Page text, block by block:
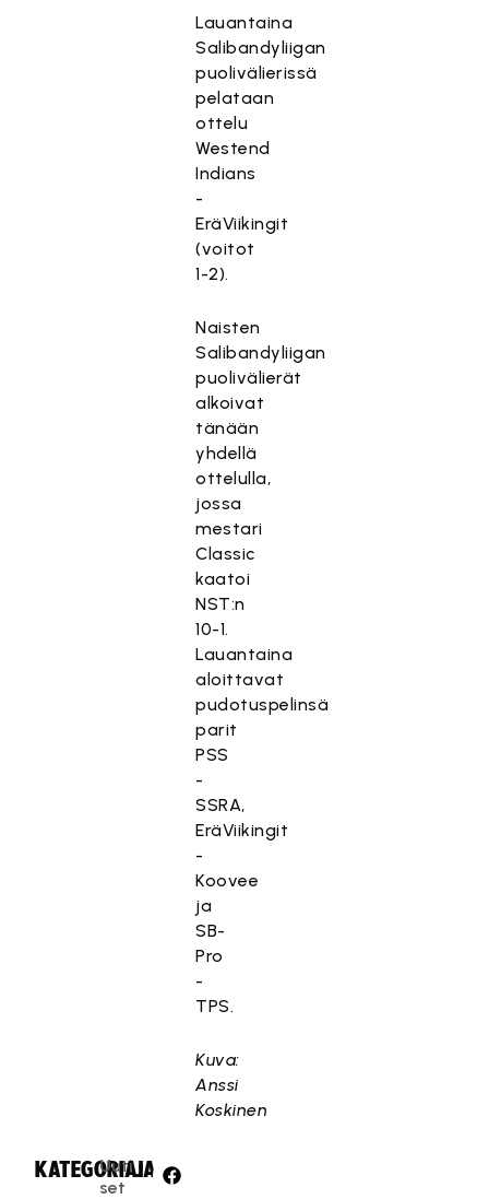
Lauantaina
Salibandyliigan
puolivälierissä
pelataan
ottelu
Westend
Indians
-
EräViikingit
(voitot
1-2).
Naisten
Salibandyliigan
puolivälierät
alkoivat
tänään
yhdellä
ottelulla,
jossa
mestari
Classic
kaatoi
NST:n
10-1.
Lauantaina
aloittavat
pudotuspelinsä
parit
PSS
-
SSRA,
EräViikingit
-
Koovee
ja
SB-
Pro
-
TPS.
Kuva:
Anssi
Koskinen
KATEGORIA:
Uuti
set
JAA: